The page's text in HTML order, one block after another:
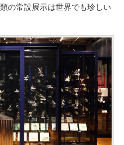
の常設展示は世界でも珍しい